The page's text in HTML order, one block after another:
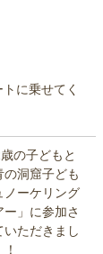
に乗せてく